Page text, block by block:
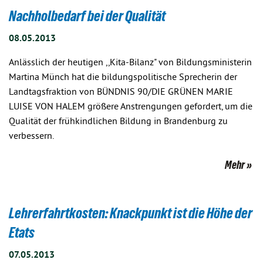
Nachholbedarf bei der Qualität
08.05.2013
Anlässlich der heutigen ,,Kita-Bilanz" von Bildungsministerin
Martina Münch hat die bildungspolitische Sprecherin der
Landtagsfraktion von BÜNDNIS 90/DIE GRÜNEN MARIE
LUISE VON HALEM größere Anstrengungen gefordert, um die
Qualität der frühkindlichen Bildung in Brandenburg zu
verbessern.
Mehr
Lehrerfahrtkosten: Knackpunkt ist die Höhe der
Etats
07.05.2013